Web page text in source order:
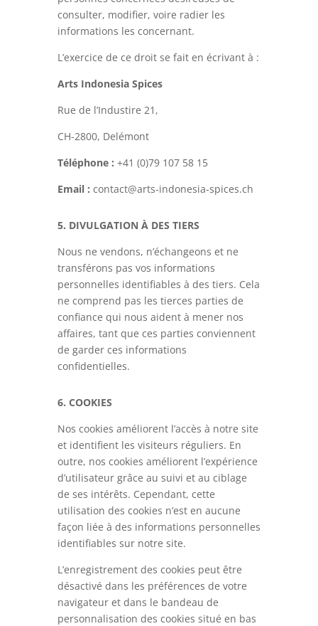
consulter, modifier, voire radier les
informations les concernant.
L’exercice de ce droit se fait en écrivant à :
Arts Indonesia Spices
Rue de l’Industire 21,
CH-2800, Delémont
Téléphone : +41 (0)79 107 58 15
Email : contact@arts-indonesia-spices.ch
5. DIVULGATION À DES TIERS
Nous ne vendons, n’échangeons et ne
transférons pas vos informations
personnelles identifiables à des tiers. Cela
ne comprend pas les tierces parties de
confiance qui nous aident à mener nos
affaires, tant que ces parties conviennent
de garder ces informations
confidentielles.
6. COOKIES
Nos cookies améliorent l’accès à notre site
et identifient les visiteurs réguliers. En
outre, nos cookies améliorent l’expérience
d’utilisateur grâce au suivi et au ciblage
de ses intérêts. Cependant, cette
utilisation des cookies n’est en aucune
façon liée à des informations personnelles
identifiables sur notre site.
L’enregistrement des cookies peut être
désactivé dans les préférences de votre
navigateur et dans le bandeau de
personnalisation des cookies situé en bas